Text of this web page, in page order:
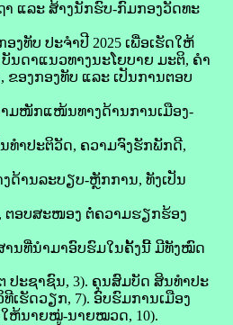
ແລະ ສ້າງນັກຮົບ-ກົມກອງວັດທະ
ທັບ ປະຈໍາປີ 2025 ເພື່ອເຮັດໃຫ້
ດາແນວທາງນະໂຍບາຍ ມະຕິ, ຄຳ
ອງກອງທັບ ແລະ ເປັນການຕອບ
ມໜັກແໜ້ນທາງດ້ານການເມືອງ-
ທຳປະຕິວັດ, ຄວາມຈົງຮັກພັກດີ,
ານລະບຽບ-ຫຼັກການ, ທັງເປັນ
ຕອບສະໜອງ ຕໍ່ຄວາມຮຽກຮ້ອງ
ານທີ່ນໍາມາອົບຮົມໃນຄັ້ງນີ້ ມີທັງໝົດ
ປະຊາຊົນ, 3). ຄຸນສົມບັດ ສິນທໍາປະ
ເຮັດວຽກ, 7). ອົບຮົມການເມືອງ
ໃຫ້ນາຍໝູ່-ນາຍໝວດ, 10).